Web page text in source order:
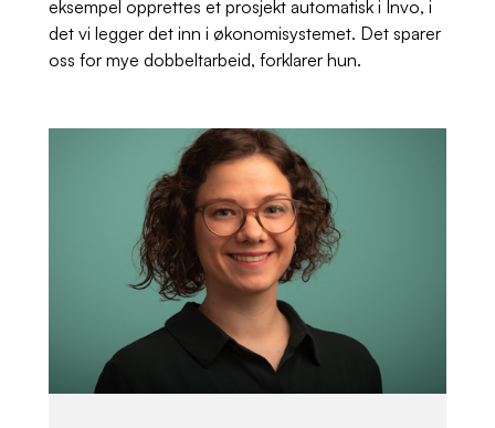
eksempel opprettes et prosjekt automatisk i Invo, i
det vi legger det inn i økonomisystemet. Det sparer
oss for mye dobbeltarbeid, forklarer hun.